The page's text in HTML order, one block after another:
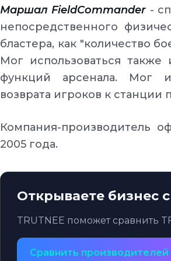
Маршал FieldCommander -
непосредственного
бластера, как "количество
Мог использоваться
функций арсенала. Мог
возврата игроков к
Компания-производитель
2005 года.
Открываете бизнес
TRUTNEE поможет сравнить
Сравнить производителей